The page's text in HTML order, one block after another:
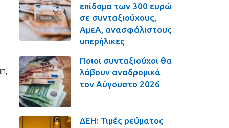
επίδομα των 300 ευρώ
σε συνταξιούχους,
ΑμεΑ, ανασφάλιστους
υπερήλικες
Ποιοι συνταξιούχοι θα
λάβουν αναδρομικά
τον Αύγουστο 2026
ΔΕΗ: Τιμές ρεύματος